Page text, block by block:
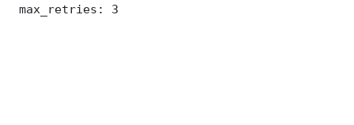
max_retries: 3